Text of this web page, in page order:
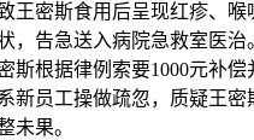
王密斯食用后呈现红疹、
，告急送入病院急救室医治
斯根据律例索要1000元补偿
新员工操做疏忽，质疑王密
未果。